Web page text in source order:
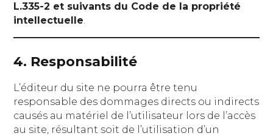
L.335-2 et suivants du Code de la propriété
intellectuelle.
4. Responsabilité
L’éditeur du site ne pourra être tenu
responsable des dommages directs ou indirects
causés au matériel de l’utilisateur lors de l’accès
au site, résultant soit de l’utilisation d’un